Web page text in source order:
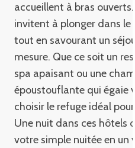
accueillent à bras
invitent à plonger dans le
tout en savourant un
mesure. Que ce soit un
spa apaisant ou une
époustouflante qui égaie
choisir le refuge idéal
Une nuit dans ces hôtels
votre simple nuitée en un